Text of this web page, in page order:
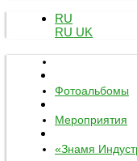
RU
RU UK
Фотоальбомы
Мероприятия
«Знамя